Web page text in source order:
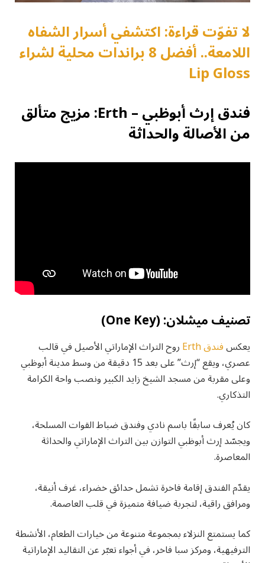
لا تفوّت قراءة: اكتشفي أسرار الشفاه
اللامعة.. أفضل 8 براندات محلية لشراء
Lip Gloss
فندق إرث أبوظبي –Erth: مزيج متألق
من الأصالة والحداثة
تصنيف ميشلان: (One Key)
يعكسفندق Erth روح التراث الإماراتي الأصيل في قالب
عصري، ويقع “إرث” على بعد 15 دقيقة من وسط مدينة أبوظبي
وعلى مقربة من مسجد الشيخ زايد الكبير ونصب واحة الكرامة
التذكاري.
كان يُعرف سابقًا باسم نادي وفندق ضباط القوات المسلحة،
ويجسّد إرث أبوظبي التوازن بين التراث الإماراتي والحداثة
المعاصرة.
يقدّم الفندق إقامة فاخرة تشمل حدائق خضراء، غرف أنيقة،
ومرافق راقية، لتجربة ضيافة متميزة في قلب العاصمة.
كما يستمتع النزلاء بمجموعة متنوعة من خيارات الطعام، الأنشطة
الترفيهية، ومركز سبا فاخر، في أجواء تعبّر عن التقاليد الإماراتية